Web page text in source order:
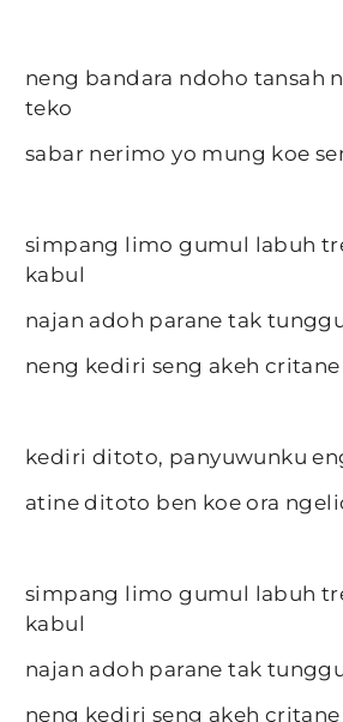
neng bandara ndoho tansah
teko
sabar nerimo yo mung koe
simpang limo gumul labuh
kabul
najan adoh parane tak
neng kediri seng akeh critane
kediri ditoto, panyuwunku
atine ditoto ben koe ora
simpang limo gumul labuh
kabul
najan adoh parane tak
neng kediri seng akeh critane